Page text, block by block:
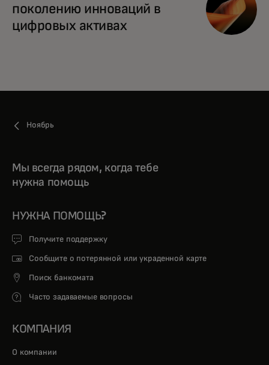
поколению инноваций в
цифровых активах
Ноябрь
Мы всегда рядом, когда тебе
нужна помощь
НУЖНА ПОМОЩЬ?
Получите поддержку
Сообщите о потерянной или украденной карте
Поиск банкомата
Часто задаваемые вопросы
КОМПАНИЯ
О компании